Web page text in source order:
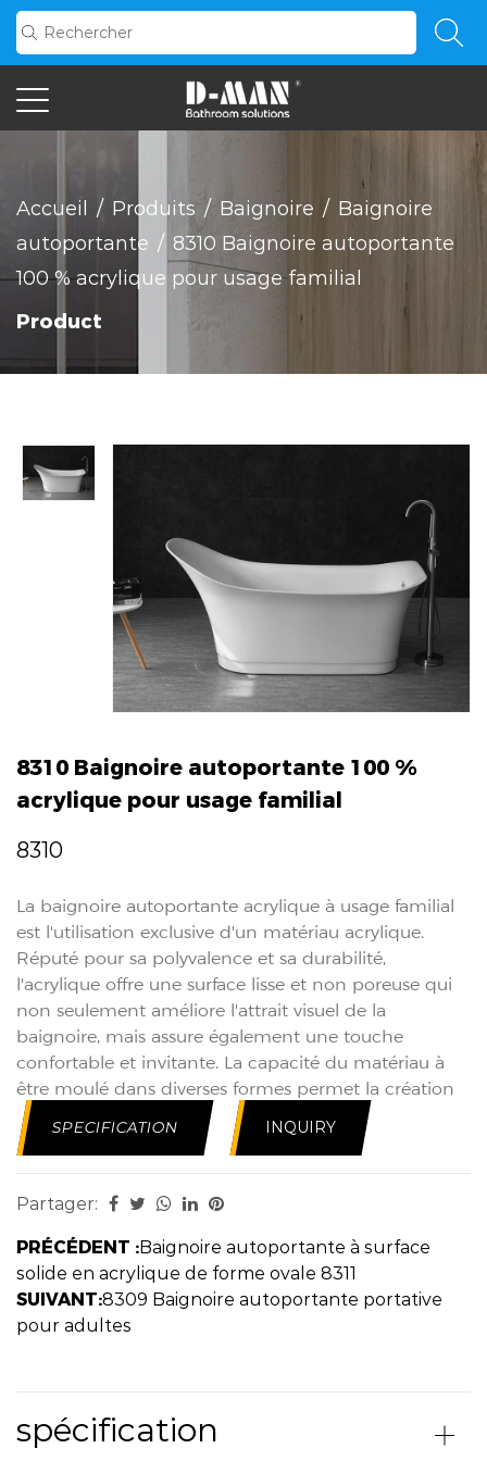
Accueil / Produits / Baignoire / Baignoire
autoportante / 8310 Baignoire autoportante
100 % acrylique pour usage familial
Product
8310 Baignoire autoportante 100 %
acrylique pour usage familial
8310
La baignoire autoportante acrylique à usage familial
est l'utilisation exclusive d'un matériau acrylique.
Réputé pour sa polyvalence et sa durabilité,
l'acrylique offre une surface lisse et non poreuse qui
non seulement améliore l'attrait visuel de la
baignoire, mais assure également une touche
confortable et invitante. La capacité du matériau à
être moulé dans diverses formes permet la création
de designs élégants et minimalistes tout en
conservant la chaleur et le confort souhaités pour un
La conception autoportante de la baignoire familiale
en acrylique introduit un élément de polyvalence et
d'accessibilité, ce qui en fait un choix idéal pour un
usage familial. L'intérieur spacieux est
méticuleusement conçu pour offrir une expérience
de bain confortable et immersive, pouvant accueillir
enfants aux adultes, offrant un espace de moments
partagés et de détente.
SPECIFICATION INQUIRY
Partager:
PRÉCÉDENT :Baignoire autoportante à surface
solide en acrylique de forme ovale 8311
SUIVANT:8309 Baignoire autoportante portative
pour adultes
spécification